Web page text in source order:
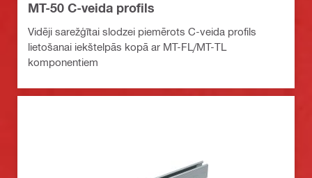
MT-50 C-veida profils
Vidēji sarežģītai slodzei piemērots C-veida profils
lietošanai iekštelpās kopā ar MT-FL/MT-TL
komponentiem